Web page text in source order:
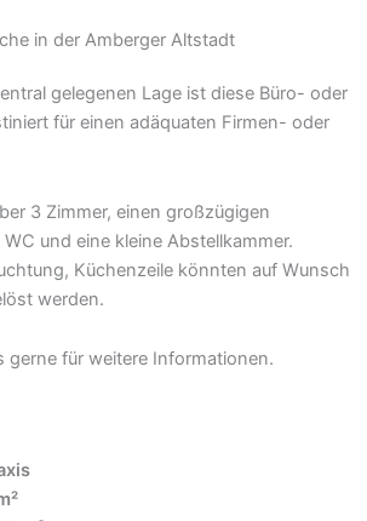
in der Amberger Altstadt
gelegenen Lage ist diese Büro- oder
für einen adäquaten Firmen- oder
3 Zimmer, einen großzügigen
und eine kleine Abstellkammer.
Küchenzeile könnten auf Wunsch
werden.
gerne für weitere Informationen.